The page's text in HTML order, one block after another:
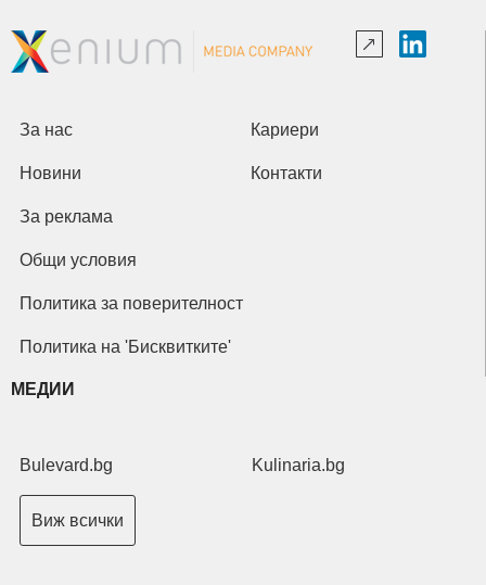
За нас Кариери
Новини Контакти
За реклама
Общи условия
Политика за поверителност
Политика на 'Бисквитките'
МЕДИИ
Bulevard.bg Kulinaria.bg
Виж всички